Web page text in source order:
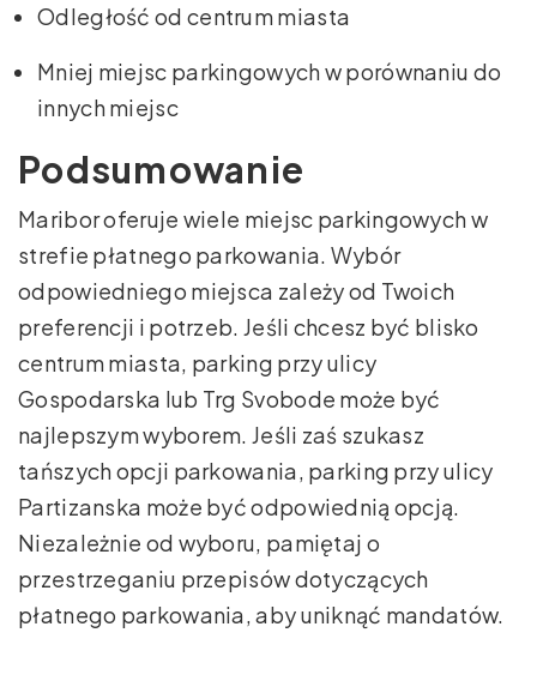
Odległość od centrum miasta
Mniej miejsc parkingowych w porównaniu do
innych miejsc
Podsumowanie
Maribor oferuje wiele miejsc parkingowych w
strefie płatnego parkowania. Wybór
odpowiedniego miejsca zależy od Twoich
preferencji i potrzeb. Jeśli chcesz być blisko
centrum miasta, parking przy ulicy
Gospodarska lub Trg Svobode może być
najlepszym wyborem. Jeśli zaś szukasz
tańszych opcji parkowania, parking przy ulicy
Partizanska może być odpowiednią opcją.
Niezależnie od wyboru, pamiętaj o
przestrzeganiu przepisów dotyczących
płatnego parkowania, aby uniknąć mandatów.